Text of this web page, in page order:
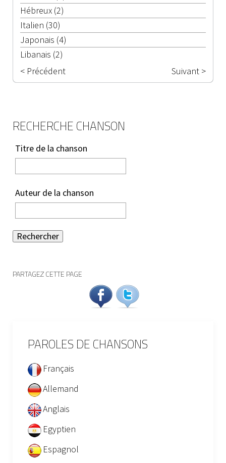
Hébreux (2)
Italien (30)
Japonais (4)
Libanais (2)
< Précédent
Suivant >
RECHERCHE CHANSON
Titre de la chanson
Auteur de la chanson
Rechercher
PARTAGEZ CETTE PAGE
PAROLES DE CHANSONS
Français
Allemand
Anglais
Egyptien
Espagnol